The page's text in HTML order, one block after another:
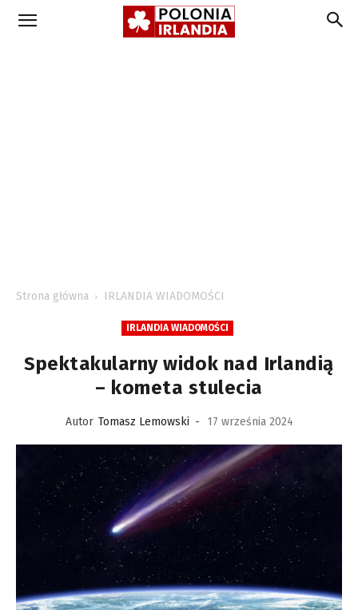
Strona główna IRLANDIA WIADOMOŚCI
IRLANDIA WIADOMOŚCI
Spektakularny widok nad Irlandią
– kometa stulecia
Autor Tomasz Lemowski - 17 września 2024